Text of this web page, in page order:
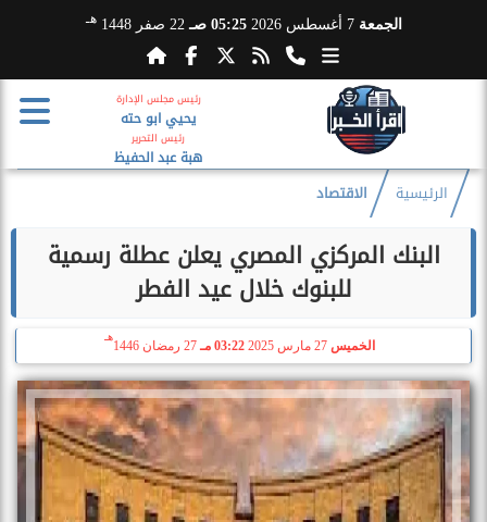
الجمعة 7 أغسطس 2026 05:25 صـ 22 صفر 1448 هـ
رئيس مجلس الإدارة
يحيي ابو حته
رئيس التحرير
هبة عبد الحفيظ
الرئيسية الاقتصاد
البنك المركزي المصري يعلن عطلة رسمية
للبنوك خلال عيد الفطر
الخميس 27 مارس 2025 03:22 مـ 27 رمضان 1446
هـ